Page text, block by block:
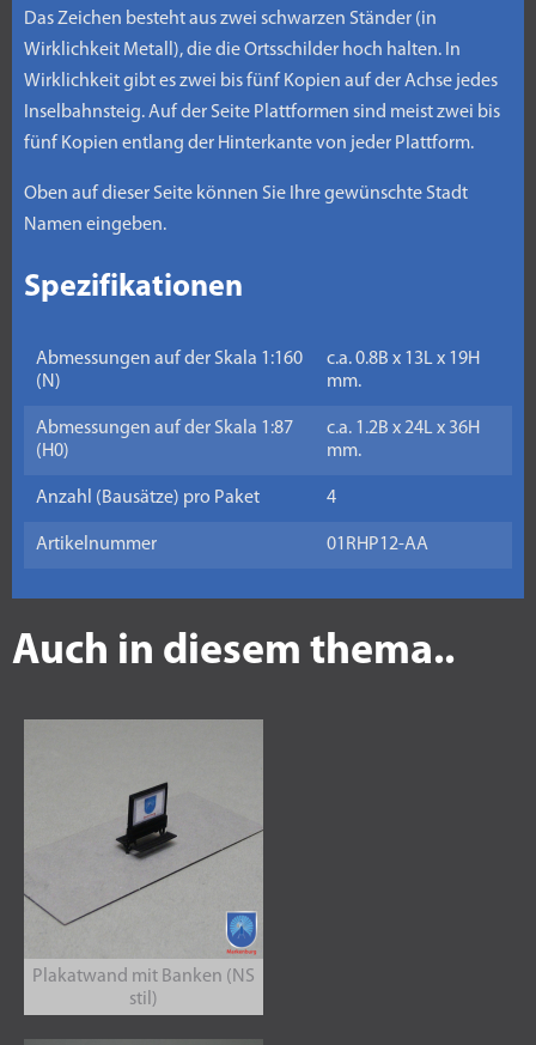
Das Zeichen besteht aus zwei schwarzen Ständer (in
Wirklichkeit Metall), die die Ortsschilder hoch halten. In
Wirklichkeit gibt es zwei bis fünf Kopien auf der Achse jedes
Inselbahnsteig. Auf der Seite Plattformen sind meist zwei bis
fünf Kopien entlang der Hinterkante von jeder Plattform.
Oben auf dieser Seite können Sie Ihre gewünschte Stadt
Namen eingeben.
Spezifikationen
Abmessungen auf der Skala 1:160
(N)
c.a. 0.8B x 13L x 19H
mm.
Abmessungen auf der Skala 1:87
(H0)
c.a. 1.2B x 24L x 36H
mm.
Anzahl (Bausätze) pro Paket 4
Artikelnummer 01RHP12-AA
Auch in diesem thema..
Plakatwand mit Banken (NS
stil)